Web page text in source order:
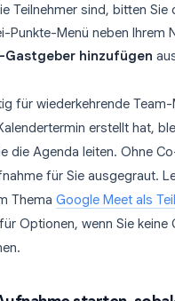
Teilnehmer sind, bitten
Punkte-Menü neben Ihrem
Gastgeber hinzufügen
für wiederkehrende Team-
erstellt hat,
die Agenda leiten. Ohne
für Sie ausgegraut.
Thema Google Meet als
für Optionen, wenn Sie keine